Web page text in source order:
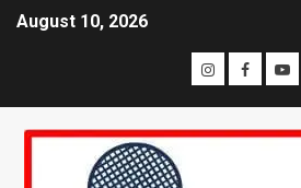
August 10, 2026